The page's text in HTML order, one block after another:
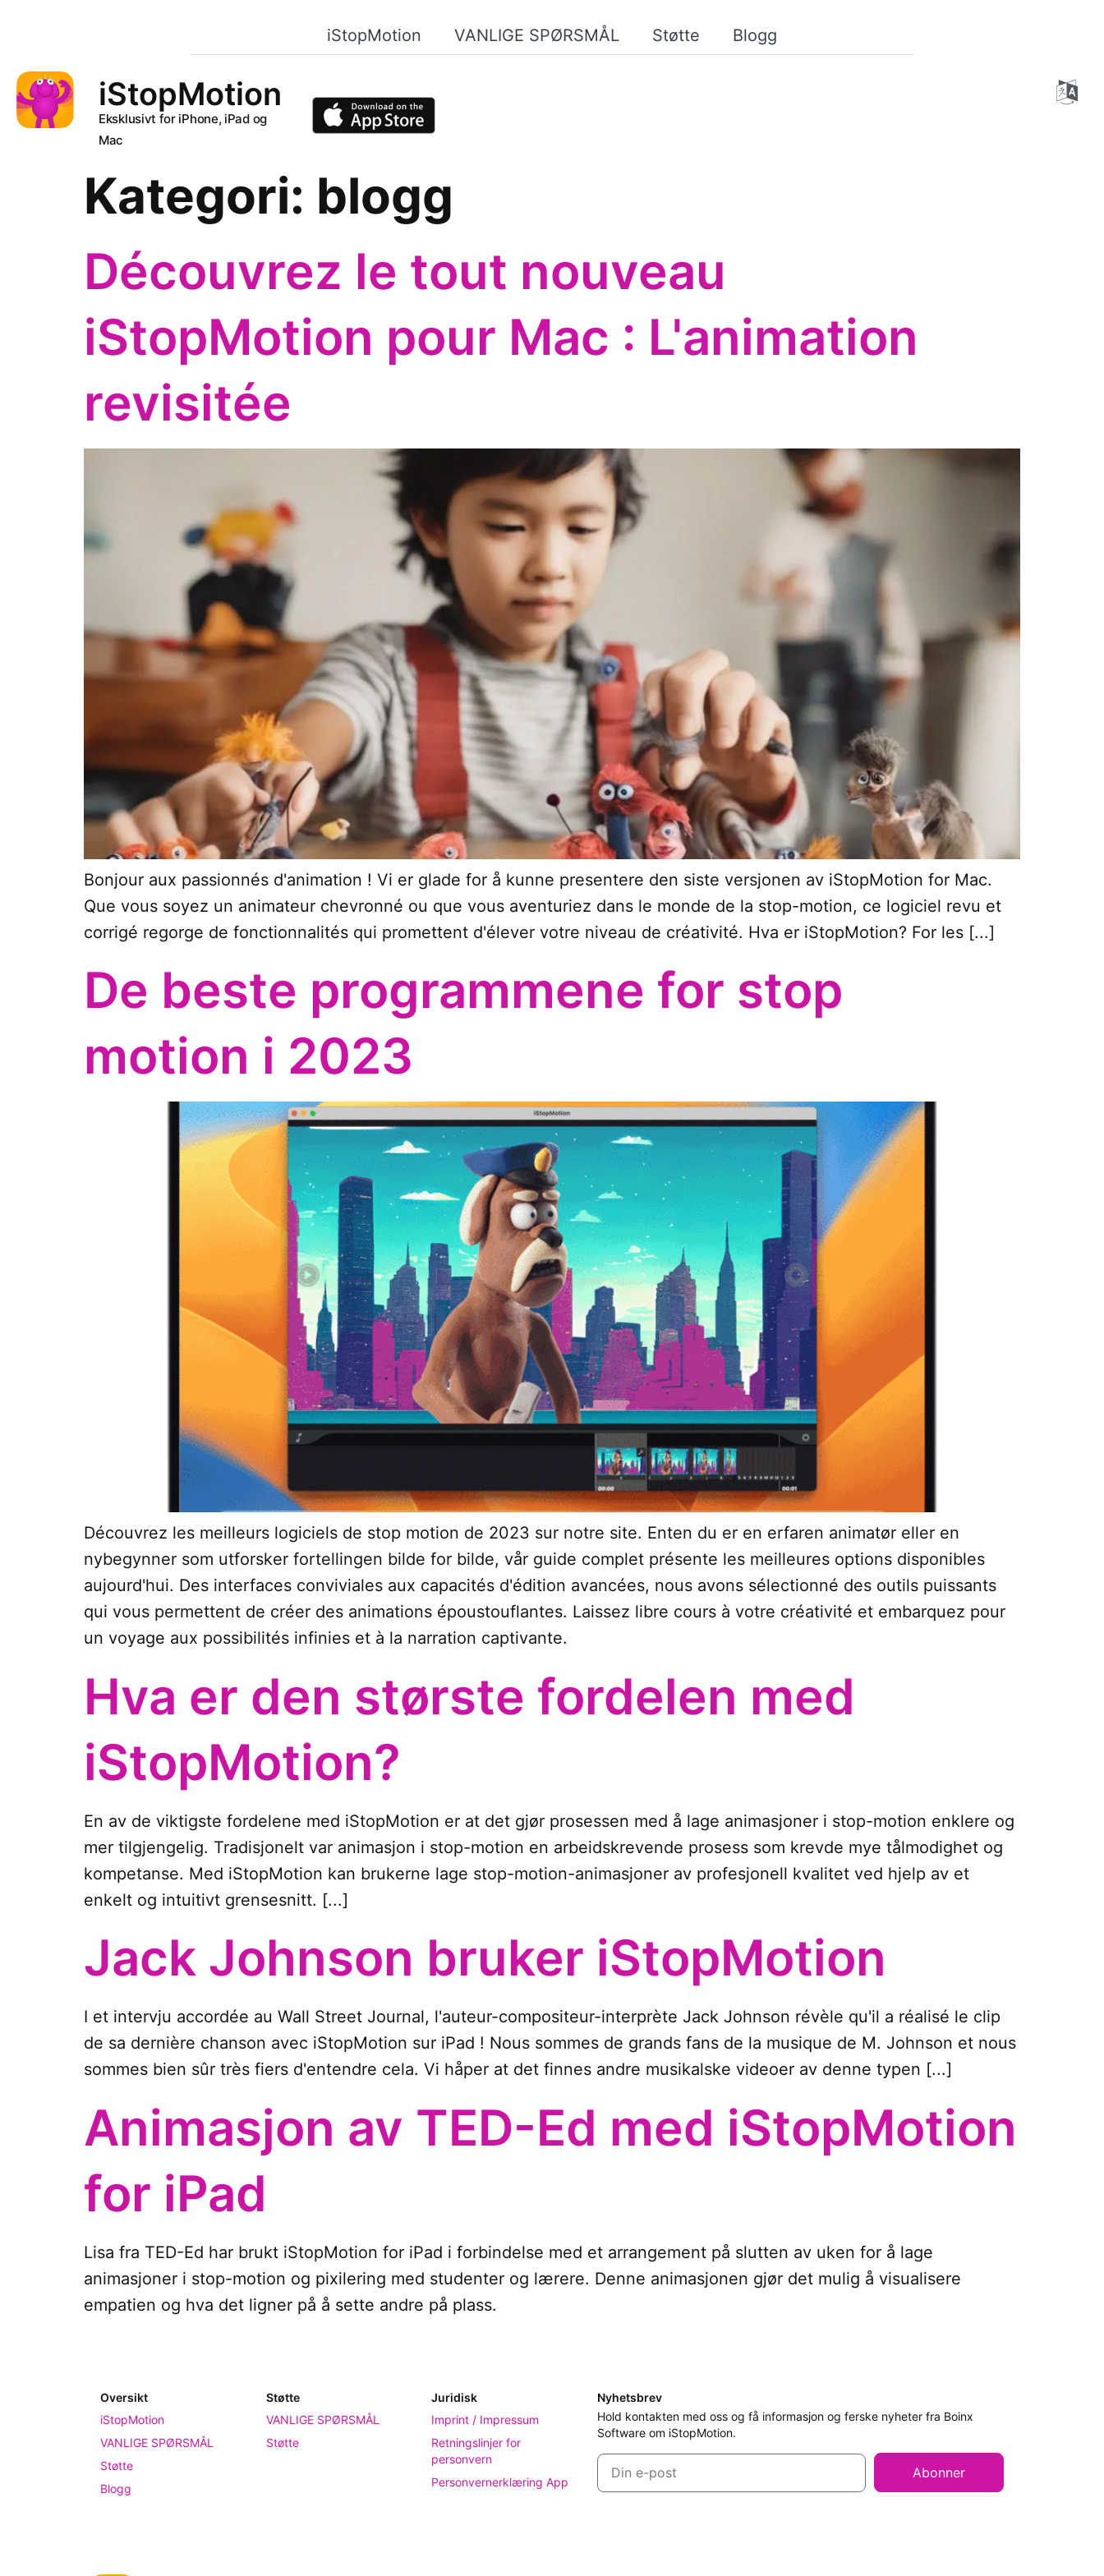
iStopMotion VANLIGE SPØRSMÅL Støtte Blogg
iStopMotion
Eksklusivt for iPhone, iPad og
Mac
Kategori: blogg
Découvrez le tout nouveau
iStopMotion pour Mac : L'animation
revisitée
Bonjour aux passionnés d'animation ! Vi er glade for å kunne presentere den siste versjonen av iStopMotion for Mac.
Que vous soyez un animateur chevronné ou que vous aventuriez dans le monde de la stop-motion, ce logiciel revu et
corrigé regorge de fonctionnalités qui promettent d'élever votre niveau de créativité. Hva er iStopMotion? For les [...]
De beste programmene for stop
motion i 2023
Découvrez les meilleurs logiciels de stop motion de 2023 sur notre site. Enten du er en erfaren animatør eller en
nybegynner som utforsker fortellingen bilde for bilde, vår guide complet présente les meilleures options disponibles
aujourd'hui. Des interfaces conviviales aux capacités d'édition avancées, nous avons sélectionné des outils puissants
qui vous permettent de créer des animations époustouflantes. Laissez libre cours à votre créativité et embarquez pour
un voyage aux possibilités infinies et à la narration captivante.
Hva er den største fordelen med
iStopMotion?
En av de viktigste fordelene med iStopMotion er at det gjør prosessen med å lage animasjoner i stop-motion enklere og
mer tilgjengelig. Tradisjonelt var animasjon i stop-motion en arbeidskrevende prosess som krevde mye tålmodighet og
kompetanse. Med iStopMotion kan brukerne lage stop-motion-animasjoner av profesjonell kvalitet ved hjelp av et
enkelt og intuitivt grensesnitt. [...]
Jack Johnson bruker iStopMotion
I et intervju accordée au Wall Street Journal, l'auteur-compositeur-interprète Jack Johnson révèle qu'il a réalisé le clip
de sa dernière chanson avec iStopMotion sur iPad ! Nous sommes de grands fans de la musique de M. Johnson et nous
sommes bien sûr très fiers d'entendre cela. Vi håper at det finnes andre musikalske videoer av denne typen [...]
Animasjon av TED-Ed med iStopMotion
for iPad
Lisa fra TED-Ed har brukt iStopMotion for iPad i forbindelse med et arrangement på slutten av uken for å lage
animasjoner i stop-motion og pixilering med studenter og lærere. Denne animasjonen gjør det mulig å visualisere
empatien og hva det ligner på å sette andre på plass.
Oversikt
iStopMotion
VANLIGE SPØRSMÅL
Støtte
Blogg
Støtte
VANLIGE SPØRSMÅL
Støtte
Juridisk
Imprint / Impressum
Retningslinjer for
personvern
Personvernerklæring App
Nyhetsbrev
Hold kontakten med oss og få informasjon og ferske nyheter fra Boinx
Software om iStopMotion.
Abonner